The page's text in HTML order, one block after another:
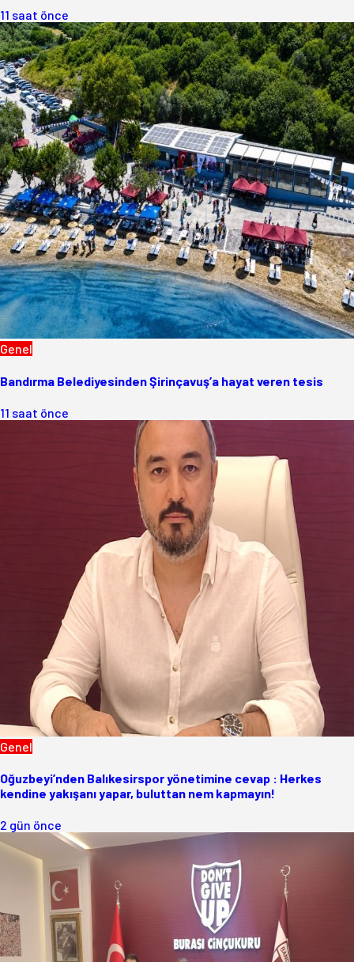
11 saat önce
Genel
Bandırma Belediyesinden Şirinçavuş’a hayat veren tesis
11 saat önce
Genel
Oğuzbeyi’nden Balıkesirspor yönetimine cevap : Herkes
kendine yakışanı yapar, buluttan nem kapmayın!
2 gün önce